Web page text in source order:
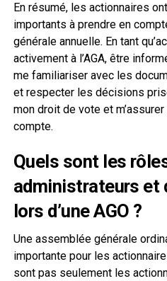
En résumé, les actionnaires
importants à prendre en
générale annuelle. En tant
activement à l’AGA, être
me familiariser avec les
et respecter les décisions
mon droit de vote et
compte.
Quels sont les
administrateurs et
lors d’une AGO ?
Une assemblée générale
importante pour les
sont pas seulement les